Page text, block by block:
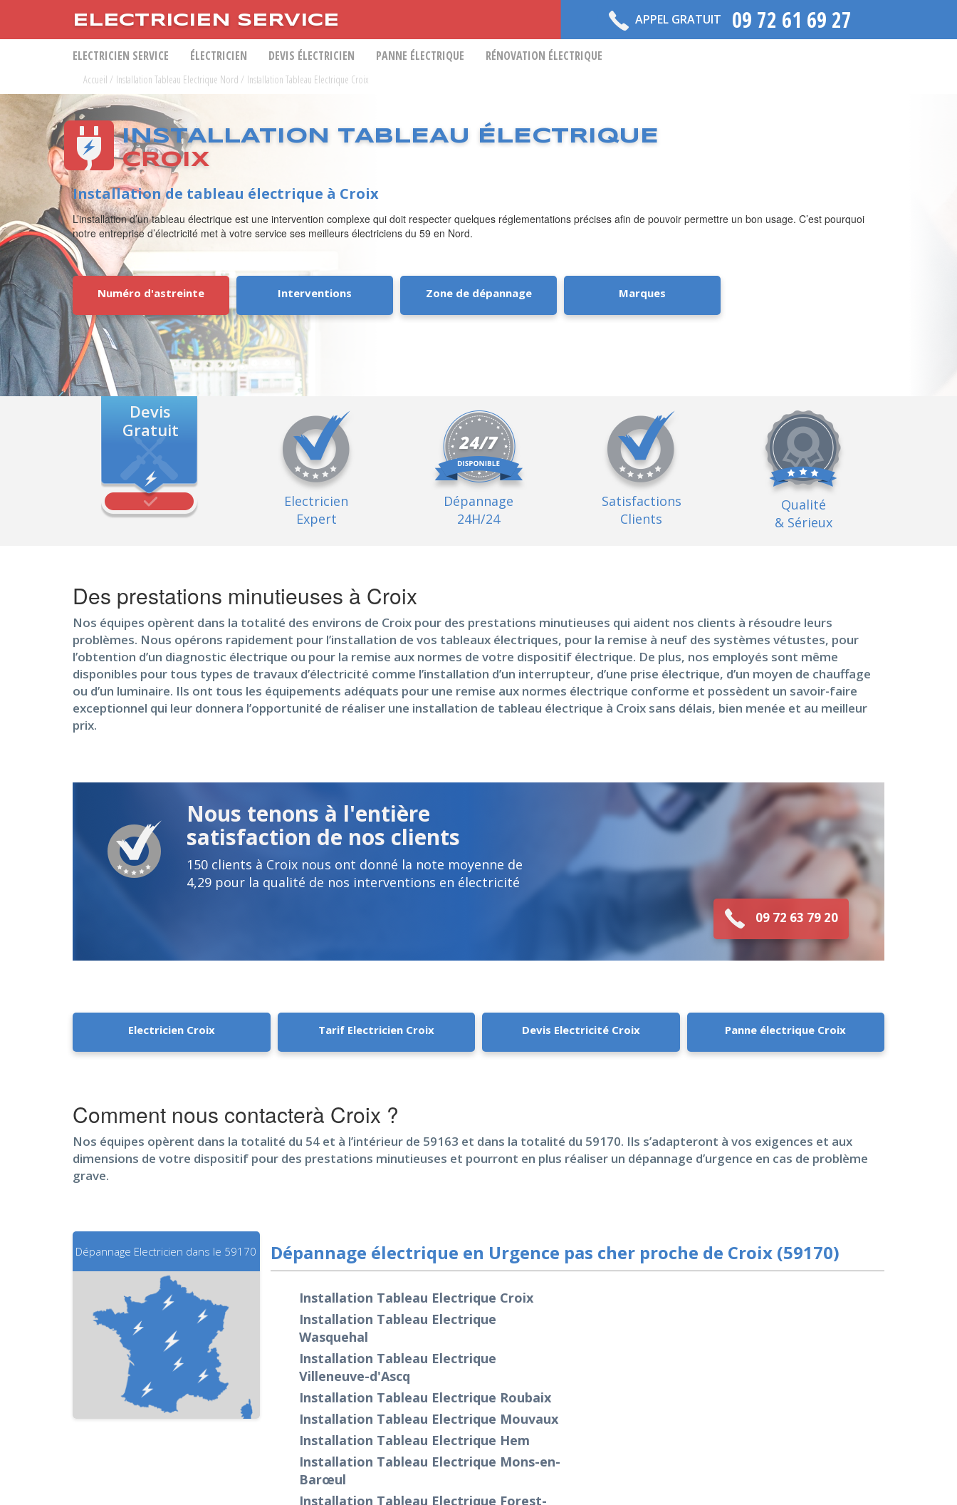
ELECTRICIEN SERVICE APPEL GRATUIT 09 72 61 69 27
ELECTRICIEN SERVICE ÉLECTRICIEN DEVIS ÉLECTRICIEN PANNE ÉLECTRIQUE RÉNOVATION ÉLECTRIQUE
Accueil / Installation Tableau Electrique Nord / Installation Tableau Electrique Croix
INSTALLATION TABLEAU ÉLECTRIQUE
CROIX
Installation de tableau électrique à Croix
L’installation d’un tableau électrique est une intervention complexe qui doit respecter quelques réglementations précises afin de pouvoir permettre un bon usage. C’est pourquoi
notre entreprise d’électricité met à votre service ses meilleurs électriciens du 59 en Nord.
Numéro d'astreinte Interventions Zone de dépannage Marques
Devis
Gratuit
Electricien
Expert
Dépannage
24H/24
Satisfactions
Clients
Qualité
& Sérieux
Des prestations minutieuses à Croix
Nos équipes opèrent dans la totalité des environs de Croix pour des prestations minutieuses qui aident nos clients à résoudre leurs
problèmes. Nous opérons rapidement pour l’installation de vos tableaux électriques, pour la remise à neuf des systèmes vétustes, pour
l’obtention d’un diagnostic électrique ou pour la remise aux normes de votre dispositif électrique. De plus, nos employés sont même
disponibles pour tous types de travaux d’électricité comme l’installation d’un interrupteur, d’une prise électrique, d’un moyen de chauffage
ou d’un luminaire. Ils ont tous les équipements adéquats pour une remise aux normes électrique conforme et possèdent un savoir-faire
exceptionnel qui leur donnera l’opportunité de réaliser une installation de tableau électrique à Croix sans délais, bien menée et au meilleur
prix.
Nous tenons à l'entière
satisfaction de nos clients
150 clients à Croix nous ont donné la note moyenne de
4,29 pour la qualité de nos interventions en électricité
09 72 63 79 20
Electricien Croix Tarif Electricien Croix Devis Electricité Croix Panne électrique Croix
Comment nous contacterà Croix ?
Nos équipes opèrent dans la totalité du 54 et à l’intérieur de 59163 et dans la totalité du 59170. Ils s’adapteront à vos exigences et aux
dimensions de votre dispositif pour des prestations minutieuses et pourront en plus réaliser un dépannage d’urgence en cas de problème
grave.
Dépannage Electricien dans le 59170 Dépannage électrique en Urgence pas cher proche de Croix (59170)
Installation Tableau Electrique Croix
Installation Tableau Electrique
Wasquehal
Installation Tableau Electrique
Villeneuve-d'Ascq
Installation Tableau Electrique Roubaix
Installation Tableau Electrique Mouvaux
Installation Tableau Electrique Hem
Installation Tableau Electrique Mons-en-
Barœul
Installation Tableau Electrique Forest-